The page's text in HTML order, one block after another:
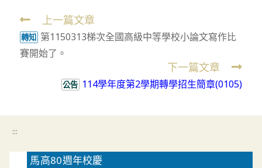
Read
more
articles
上一篇文章
轉知 第1150313梯次全國高級中等學校小論文寫作比
賽開始了。
下一篇文章
公告 114學年度第2學期轉學招生簡章(0105)
:::
馬高80週年校慶